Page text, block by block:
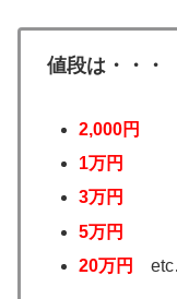
値段は・・・
2,000円
1万円
3万円
5万円
20万円